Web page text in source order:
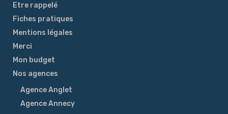
Etre rappelé
Fiches pratiques
Mentions légales
Merci
Mon budget
Nos agences
Agence Anglet
Agence Annecy